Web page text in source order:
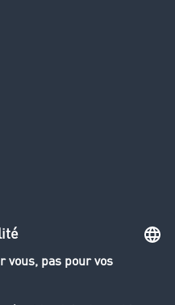
lourds